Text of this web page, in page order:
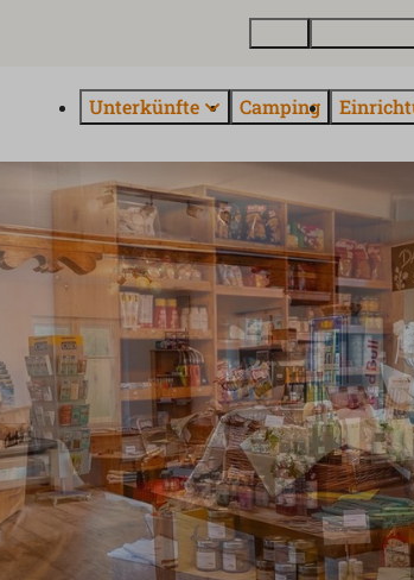
Unterkünfte Camping